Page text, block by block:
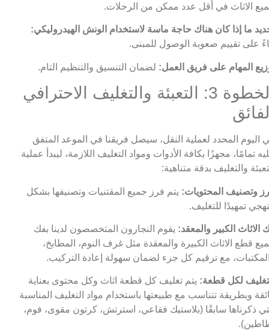
الاثاث في أقل عدد ممكن من الرحلات.
ما إذا كان هناك حاجة ماسة لاستخدام الونش الهيدروليكي:
على تقييم صعوبة الوصول للمبنى.
المهام على فريق العمل: لضمان التنسيق والتنظيم التام.
الخطوة 3: التعبئة والتغليف الاحترافي
اليوم المحدد لعملية النقل، سيصل فريقنا في الموعد المتفق
تمامًا، مجهزًا بكافة الأدوات ومواد التغليف اللازمة، ليبدأ عملية
والتغليف بدقة متناهية:
وتصنيف المحتويات: يتم فرز جميع المقتنيات وتصنيفها بشكل
تمهيدًا للتغليف.
الاثاث الكبير والمعقد: يقوم النجارون المتخصصون لدينا بفك
قطع الاثاث الكبيرة والمعقدة مثل غرف النوم، المطابخ،
مع ترقيم كل جزء لضمان سهولة إعادة التركيب.
لكل قطعة: يتم تغليف كل قطعة اثاث وكل محتوى بعناية
وبطريقة تتناسب مع طبيعتها باستخدام مواد التغليف المناسبة
ذكرناها سابقًا (بلاستيك فقاعي، استرتش، كرتون مقوى، فوم،